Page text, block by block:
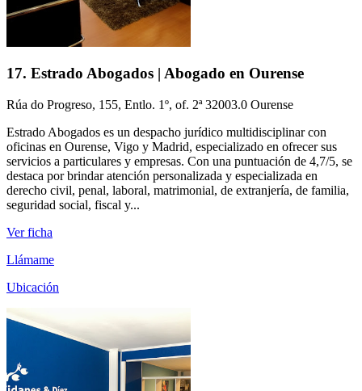
17. Estrado Abogados | Abogado en Ourense
Rúa do Progreso, 155, Entlo. 1º, of. 2ª 32003.0 Ourense
Estrado Abogados es un despacho jurídico multidisciplinar con
oficinas en Ourense, Vigo y Madrid, especializado en ofrecer sus
servicios a particulares y empresas. Con una puntuación de 4,7/5, se
destaca por brindar atención personalizada y especializada en
derecho civil, penal, laboral, matrimonial, de extranjería, de familia,
seguridad social, fiscal y...
Ver ficha
Llámame
Ubicación